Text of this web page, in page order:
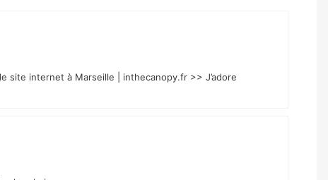
site internet à Marseille | inthecanopy.fr >> J’adore